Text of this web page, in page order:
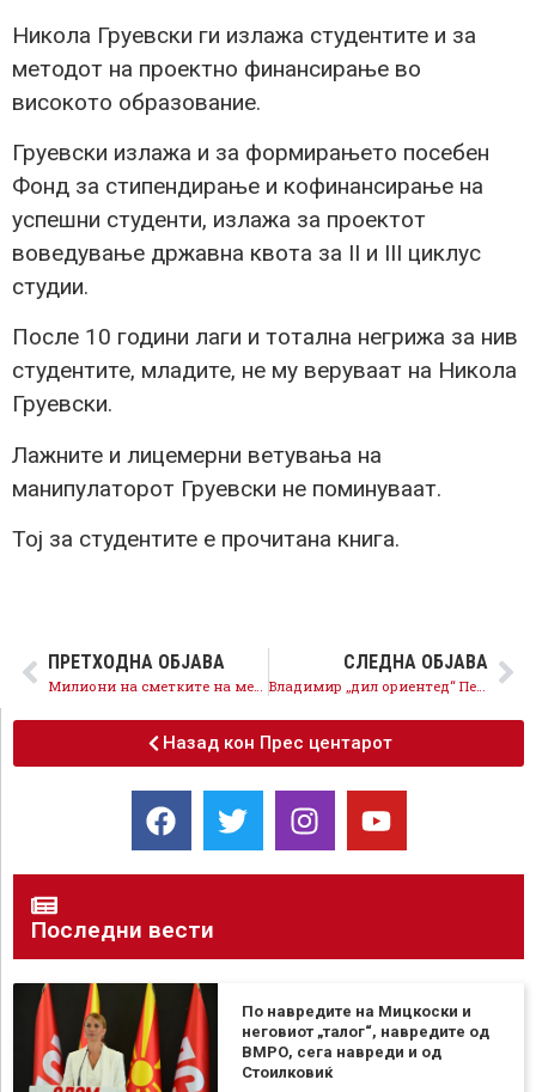
Никола Груевски ги излажа студентите и за
методот на проектно финансирање во
високото образование.
Груевски излажа и за формирањето посебен
Фонд за стипендирање и кофинансирање на
успешни студенти, излажа за проектот
воведување државна квота за II и III циклус
студии.
После 10 години лаги и тотална негрижа за нив
студентите, младите, не му веруваат на Никола
Груевски.
Лажните и лицемерни ветувања на
манипулаторот Груевски не поминуваат.
Тој за студентите е прочитана книга.
ПРЕТХОДНА ОБЈАВА
Милиони на сметките на медиумските курири за одбрана на криминалот на фамилијата
СЛЕДНА ОБЈАВА
Владимир „дил ориентед“ Пешевски е извршителот на коруптивните зделки на Груевски
Назад кон Прес центарот
Последни вести
По навредите на Мицкоски и
неговиот „талог“, навредите од
ВМРО, сега навреди и од
Стоилковиќ